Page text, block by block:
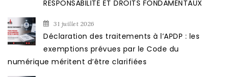
RESPONSABILITE ET DROITS FONDAMENTAUX
31 juillet 2026
Déclaration des traitements à l’APDP : les
exemptions prévues par le Code du
numérique méritent d’être clarifiées